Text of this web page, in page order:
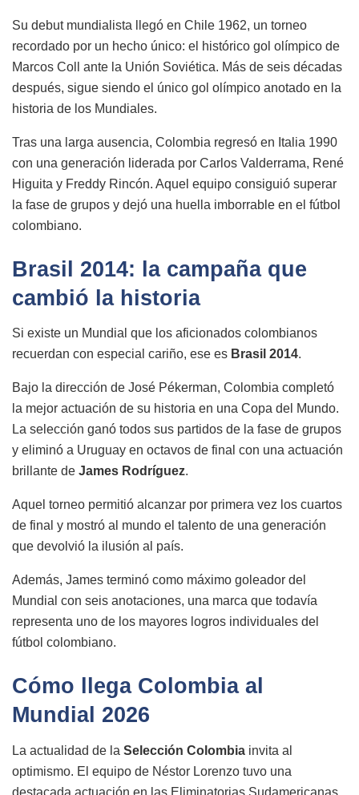
Su debut mundialista llegó en Chile 1962, un torneo
recordado por un hecho único: el histórico gol olímpico de
Marcos Coll ante la Unión Soviética. Más de seis décadas
después, sigue siendo el único gol olímpico anotado en la
historia de los Mundiales.
Tras una larga ausencia, Colombia regresó en Italia 1990
con una generación liderada por Carlos Valderrama, René
Higuita y Freddy Rincón. Aquel equipo consiguió superar
la fase de grupos y dejó una huella imborrable en el fútbol
colombiano.
Brasil 2014: la campaña que
cambió la historia
Si existe un Mundial que los aficionados colombianos
recuerdan con especial cariño, ese es Brasil 2014.
Bajo la dirección de José Pékerman, Colombia completó
la mejor actuación de su historia en una Copa del Mundo.
La selección ganó todos sus partidos de la fase de grupos
y eliminó a Uruguay en octavos de final con una actuación
brillante de James Rodríguez.
Aquel torneo permitió alcanzar por primera vez los cuartos
de final y mostró al mundo el talento de una generación
que devolvió la ilusión al país.
Además, James terminó como máximo goleador del
Mundial con seis anotaciones, una marca que todavía
representa uno de los mayores logros individuales del
fútbol colombiano.
Cómo llega Colombia al
Mundial 2026
La actualidad de la Selección Colombia invita al
optimismo. El equipo de Néstor Lorenzo tuvo una
destacada actuación en las Eliminatorias Sudamericanas